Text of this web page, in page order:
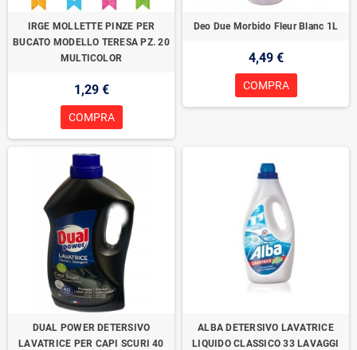
IRGE MOLLETTE PINZE PER
BUCATO MODELLO TERESA PZ. 20
MULTICOLOR
1,29 €
COMPRA
Deo Due Morbido Fleur Blanc 1L
4,49 €
COMPRA
DUAL POWER DETERSIVO
LAVATRICE PER CAPI SCURI 40
ALBA DETERSIVO LAVATRICE
LIQUIDO CLASSICO 33 LAVAGGI